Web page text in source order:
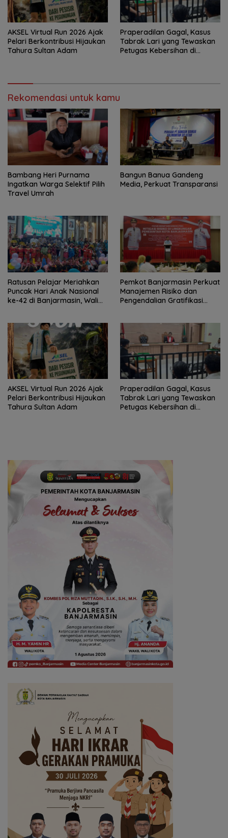
AKSEL Virtual Run 2026 Ajak
Pelari Berkontribusi Hijaukan
Tahura Sultan Adam
Praperadilan Gagal, Kasus
Tabrak Lari yang Tewaskan
Petugas Kebersihan di
Rekomendasi untuk kamu
Bambang Heri Purnama
Ingatkan Warga Selektif Pilih
Travel Umrah
Bangun Banua Gandeng
Media, Perkuat Transparansi
Ratusan Pelajar Meriahkan
Puncak Hari Anak Nasional
ke-42 di Banjarmasin, Wali
Pemkot Banjarmasin Perkuat
Manajemen Risiko dan
Pengendalian Gratifikasi
AKSEL Virtual Run 2026 Ajak
Pelari Berkontribusi Hijaukan
Tahura Sultan Adam
Praperadilan Gagal, Kasus
Tabrak Lari yang Tewaskan
Petugas Kebersihan di